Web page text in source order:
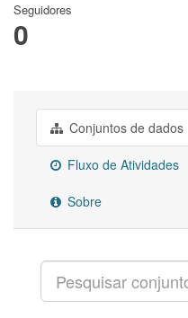
Seguidores
0
Conjuntos de dados
Fluxo de Atividades
Sobre